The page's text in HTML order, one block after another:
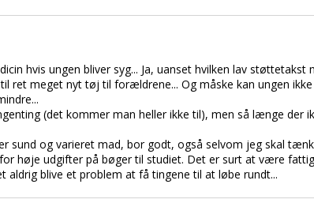
hvis ungen bliver syg... Ja, uanset hvilken lav
ret meget nyt tøj til forældrene... Og måske kan ungen
(det kommer man heller ikke til), men så længe der
sund og varieret mad, bor godt, også selvom jeg skal
høje udgifter på bøger til studiet. Det er surt at være
aldrig blive et problem at få tingene til at løbe rundt...